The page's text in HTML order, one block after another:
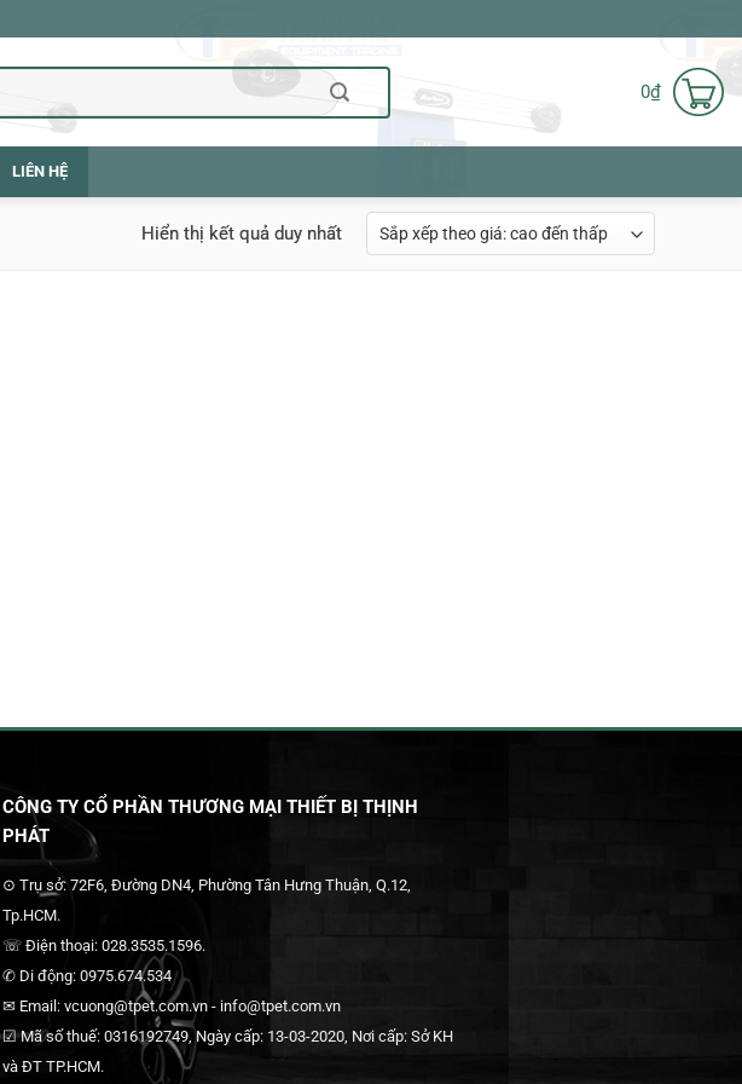
0₫
LIÊN HỆ
Hiển thị kết quả duy nhất
CÔNG TY CỔ PHẦN THƯƠNG MẠI THIẾT BỊ THỊNH
PHÁT
⊙ Trụ sở: 72F6, Đường DN4, Phường Tân Hưng Thuận, Q.12,
Tp.HCM.
☏ Điện thoại: 028.3535.1596.
✆ Di động: 0975.674.534
✉ Email: vcuong@tpet.com.vn - info@tpet.com.vn
☑ Mã số thuế: 0316192749, Ngày cấp: 13-03-2020, Nơi cấp: Sở KH
và ĐT TP.HCM.